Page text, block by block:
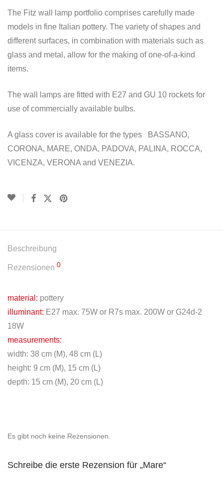
The Fitz wall lamp portfolio comprises carefully made
models in fine Italian pottery. The variety of shapes and
different surfaces, in combination with materials such as
glass and metal, allow for the making of one-of-a-kind
items.
The wall lamps are fitted with E27 and GU 10 rockets for
use of commercially available bulbs.
A glass cover is available for the types BASSANO,
CORONA, MARE, ONDA, PADOVA, PALINA, ROCCA,
VICENZA, VERONA and VENEZIA.
Beschreibung
Rezensionen 0
material: pottery
illuminant: E27 max. 75W or R7s max. 200W or G24d-2
18W
measurements:
width: 38 cm (M), 48 cm (L)
height: 9 cm (M), 15 cm (L)
depth: 15 cm (M), 20 cm (L)
Es gibt noch keine Rezensionen.
Schreibe die erste Rezension für „Mare“